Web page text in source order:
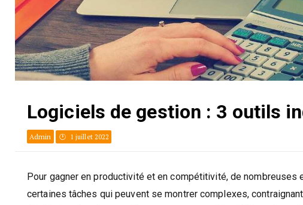
Logiciels de gestion : 3 outils
Admin 1 juillet 2022
Pour gagner en productivité et en compétitivité, de
certaines tâches qui peuvent se montrer complexes,